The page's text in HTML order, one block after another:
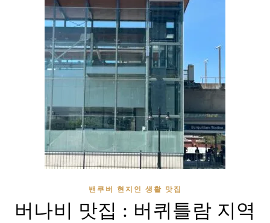
밴쿠버 현지인 생활 맛집
버나비 맛집 : 버퀴틀람 지역